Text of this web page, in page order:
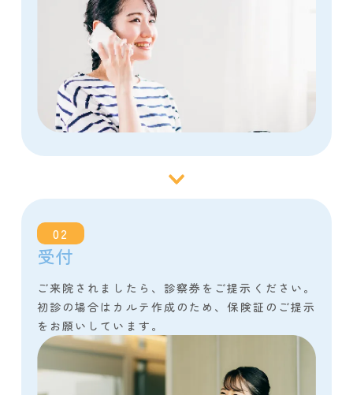
02
受付
ご来院されましたら、診察券をご提示ください。
初診の場合はカルテ作成のため、保険証のご提示
をお願いしています。